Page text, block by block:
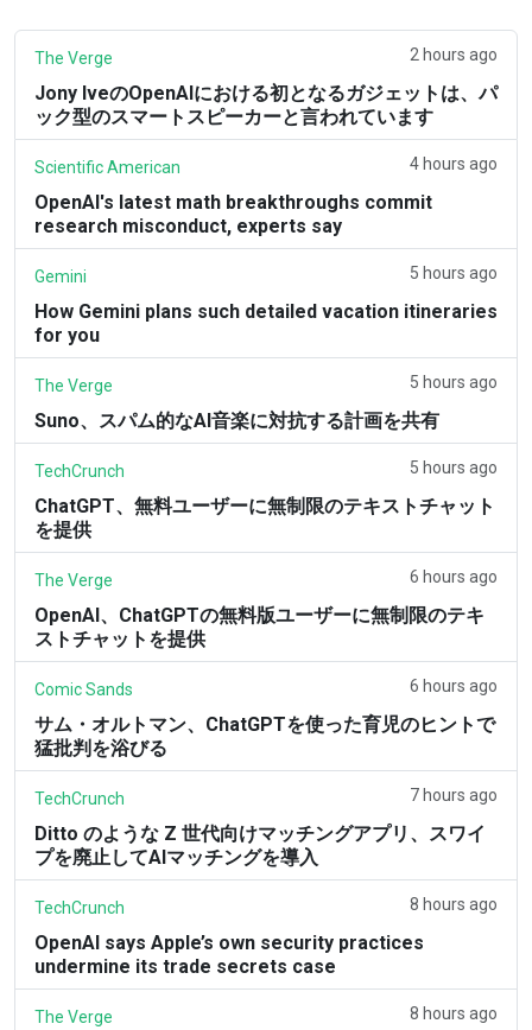
The Verge 2 hours ago
Jony IveのOpenAIにおける初となるガジェットは、パ
ック型のスマートスピーカーと言われています
Scientific American 4 hours ago
OpenAI's latest math breakthroughs commit
research misconduct, experts say
Gemini 5 hours ago
How Gemini plans such detailed vacation itineraries
for you
The Verge 5 hours ago
Suno、スパム的なAI音楽に対抗する計画を共有
TechCrunch 5 hours ago
ChatGPT、無料ユーザーに無制限のテキストチャット
を提供
The Verge 6 hours ago
OpenAI、ChatGPTの無料版ユーザーに無制限のテキ
ストチャットを提供
Comic Sands 6 hours ago
サム・オルトマン、ChatGPTを使った育児のヒントで
猛批判を浴びる
TechCrunch 7 hours ago
Ditto のような Z 世代向けマッチングアプリ、スワイ
プを廃止してAIマッチングを導入
TechCrunch 8 hours ago
OpenAI says Apple’s own security practices
undermine its trade secrets case
The Verge 8 hours ago